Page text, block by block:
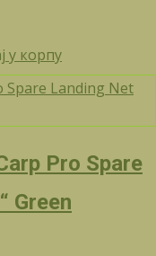
у корпу
Pro Spare
Green